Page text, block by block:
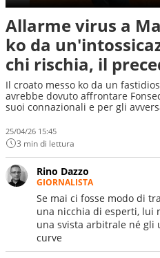
Allarme virus a
ko da
chi rischia, il
Il croato messo ko da un
avrebbe dovuto affrontare
suoi connazionali e per gli
25/04/26 15:45
3 min di lettura
Rino Dazzo
GIORNALISTA
Se mai ci fosse modo di
una nicchia di esperti, lui
una svista arbitrale né gli
curve